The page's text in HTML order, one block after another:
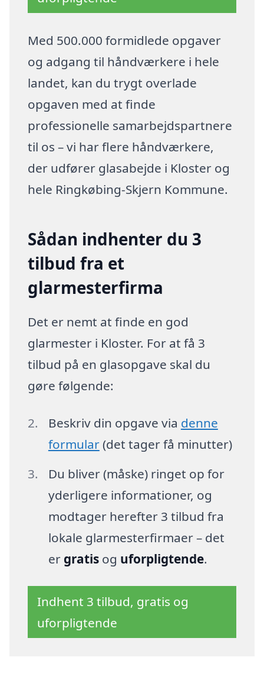
Med 500.000 formidlede opgaver
og adgang til håndværkere i hele
landet, kan du trygt overlade
opgaven med at finde
professionelle samarbejdspartnere
til os – vi har flere håndværkere,
der udfører glasabejde i Kloster og
hele Ringkøbing-Skjern Kommune.
Sådan indhenter du 3
tilbud fra et
glarmesterfirma
Det er nemt at finde en god
glarmester i Kloster. For at få 3
tilbud på en glasopgave skal du
gøre følgende:
Beskriv din opgave via denne
formular(det tager få minutter)
Du bliver (måske) ringet op for
yderligere informationer, og
modtager herefter 3 tilbud fra
lokale glarmesterfirmaer – det
er gratisog uforpligtende.
Indhent 3 tilbud, gratis og
uforpligtende